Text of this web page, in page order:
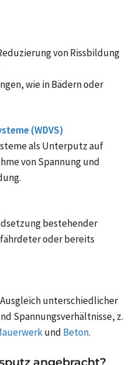
von Rissbildung
wie in Bädern oder
(WDVS)
als Unterputz auf
von Spannung und
bestehender
oder bereits
unterschiedlicher
Spannungsverhältnisse, z.
und Beton.
angebracht?